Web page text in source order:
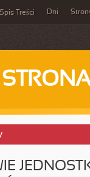
Spis Treści Dni